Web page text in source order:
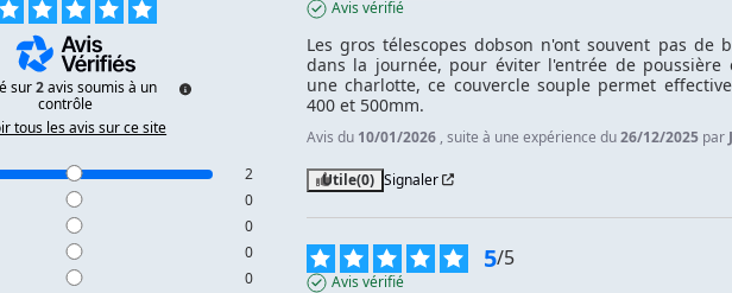
sur2avis soumis à un
contrôle
tous les avis sur ce site
2
0
0
0
0
Avis vérifié
Les gros télescopes dobson n'ont souvent pas
dans la journée, pour éviter l'entrée de poussière
une charlotte, ce couvercle souple permet
400 et 500mm.
Avis du 10/01/2026 , suite à une expérience du26/12/2025 par
Utile(0) Signaler
5/5
Avis vérifié